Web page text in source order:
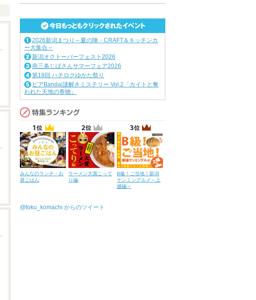
2026新潟まつり～夏の陣・CRAFT＆キッチンカ
ー大集合～
新潟オクトーバーフェスト2026
燕三条じばさんサマーフェア2026
第18回 ハチロクゆかた祭り
ピアBandai謎解きミステリー Vol.2「カイトと奪
われた天地の巻物」
みんなのランチ・お
昼ごはん
ラーメン大賞こって
り編
B級！ご当地！新潟
ケンミングルメ～上
越編～
@toku_komachi からのツイート